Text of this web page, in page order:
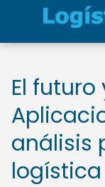
El
análisis